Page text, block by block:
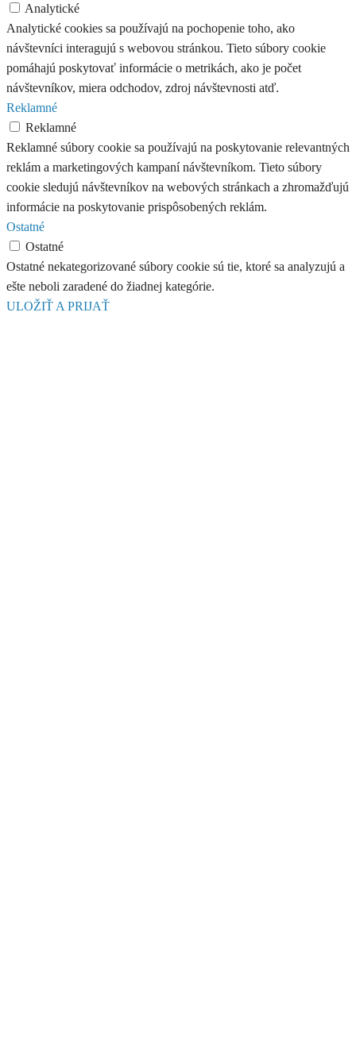
Analytické
Analytické cookies sa používajú na pochopenie toho, ako
návštevníci interagujú s webovou stránkou. Tieto súbory cookie
pomáhajú poskytovať informácie o metrikách, ako je počet
návštevníkov, miera odchodov, zdroj návštevnosti atď.
Reklamné
Reklamné
Reklamné súbory cookie sa používajú na poskytovanie relevantných
reklám a marketingových kampaní návštevníkom. Tieto súbory
cookie sledujú návštevníkov na webových stránkach a zhromažďujú
informácie na poskytovanie prispôsobených reklám.
Ostatné
Ostatné
Ostatné nekategorizované súbory cookie sú tie, ktoré sa analyzujú a
ešte neboli zaradené do žiadnej kategórie.
ULOŽIŤ A PRIJAŤ